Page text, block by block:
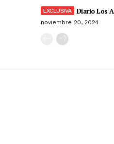
Diario Los
noviembre 20, 2024